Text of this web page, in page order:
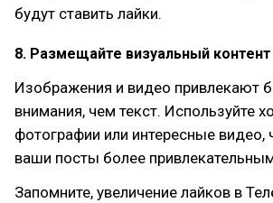
будут ставить лайки.
8. Размещайте визуальный контент
Изображения и видео привлекают
внимания, чем текст. Используйте
фотографии или интересные видео,
ваши посты более
Запомните, увеличение лайков в